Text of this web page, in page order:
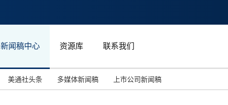
新闻稿中心 资源库 联系我们
美通社头条 多媒体新闻稿 上市公司新闻稿